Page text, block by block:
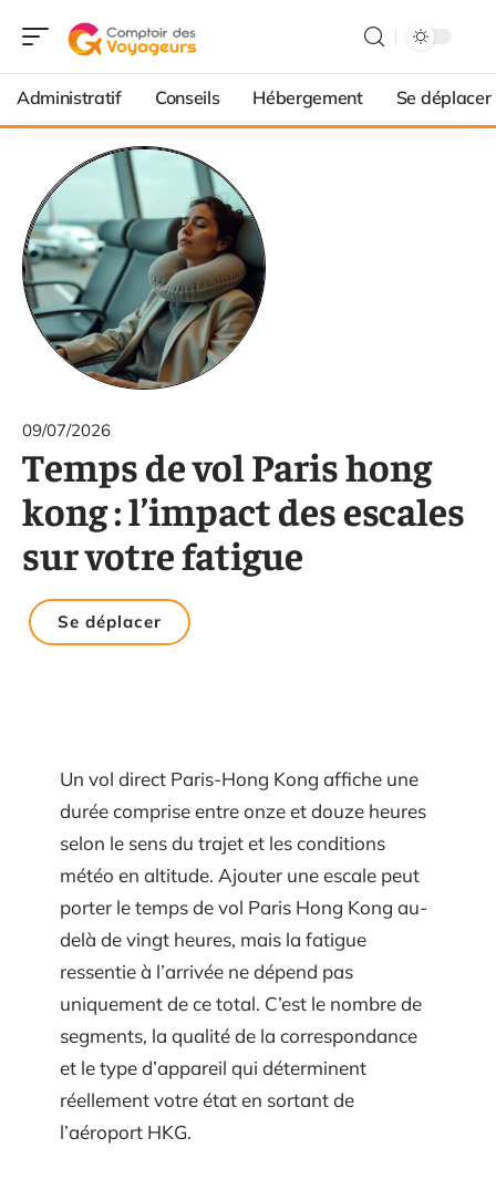
Administratif Conseils Hébergement Se déplacer
09/07/2026
Temps de vol Paris hong
kong : l’impact des escales
sur votre fatigue
Se déplacer
Un vol direct Paris-Hong Kong affiche une
durée comprise entre onze et douze heures
selon le sens du trajet et les conditions
météo en altitude. Ajouter une escale peut
porter le temps de vol Paris Hong Kong au-
delà de vingt heures, mais la fatigue
ressentie à l’arrivée ne dépend pas
uniquement de ce total. C’est le nombre de
segments, la qualité de la correspondance
et le type d’appareil qui déterminent
réellement votre état en sortant de
l’aéroport HKG.